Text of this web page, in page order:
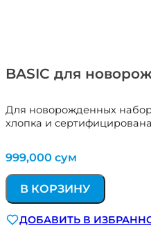
BASIC для
Для новорожденных набор
хлопка и
999,000 сум
В КОРЗИНУ
ДОБАВИТЬ В